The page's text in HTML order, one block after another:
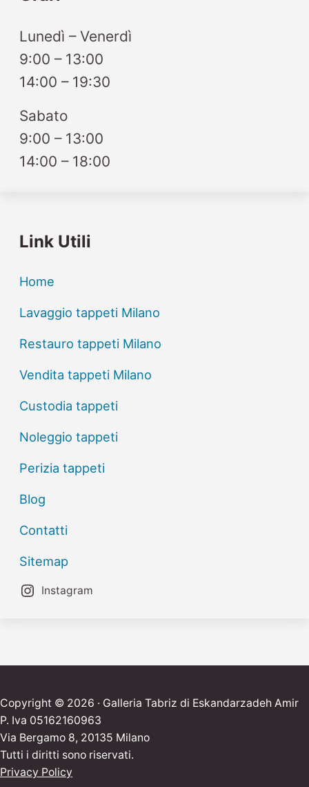
Lunedì – Venerdì
9:00 – 13:00
14:00 – 19:30
Sabato
9:00 – 13:00
14:00 – 18:00
Link Utili
Home
Lavaggio tappeti Milano
Restauro tappeti Milano
Vendita tappeti Milano
Custodia tappeti
Noleggio tappeti
Perizia tappeti
Blog
Contatti
Sitemap
Instagram
Copyright © 2026 · Galleria Tabriz di Eskandarzadeh Amir
P. Iva 05162160963
Via Bergamo 8, 20135 Milano
Tutti i diritti sono riservati.
Privacy Policy